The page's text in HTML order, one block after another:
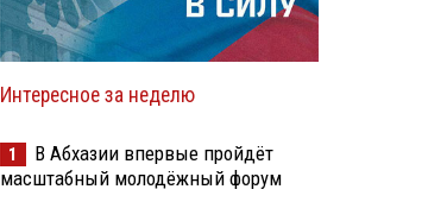
Интересное за неделю
1
В Абхазии впервые пройдёт
масштабный молодёжный форум